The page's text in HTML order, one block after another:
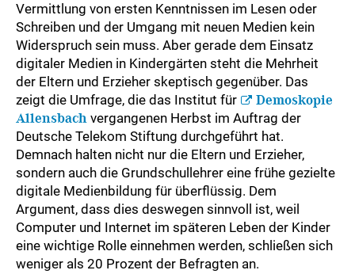
Vermittlung von ersten Kenntnissen im Lesen oder
Schreiben und der Umgang mit neuen Medien kein
Widerspruch sein muss. Aber gerade dem Einsatz
digitaler Medien in Kindergärten steht die Mehrheit
der Eltern und Erzieher skeptisch gegenüber. Das
zeigt die Umfrage, die das Institut für
Demoskopie
Allensbach vergangenen Herbst im Auftrag der
Deutsche Telekom Stiftung durchgeführt hat.
Demnach halten nicht nur die Eltern und Erzieher,
sondern auch die Grundschullehrer eine frühe gezielte
digitale Medienbildung für überflüssig. Dem
Argument, dass dies deswegen sinnvoll ist, weil
Computer und Internet im späteren Leben der Kinder
eine wichtige Rolle einnehmen werden, schließen sich
weniger als 20 Prozent der Befragten an.